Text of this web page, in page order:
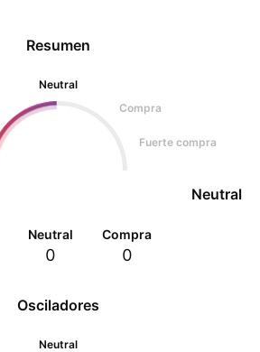
Osciladores
Neutral
Resumen
Neutral
Compra
Fuerte compra
Neutral
Neutral
0
Compra
0